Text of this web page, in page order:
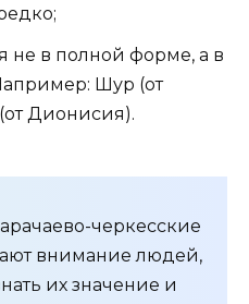
не в полной форме, а в
Шур (от
Дионисия).
черкесские
внимание людей,
их значение и